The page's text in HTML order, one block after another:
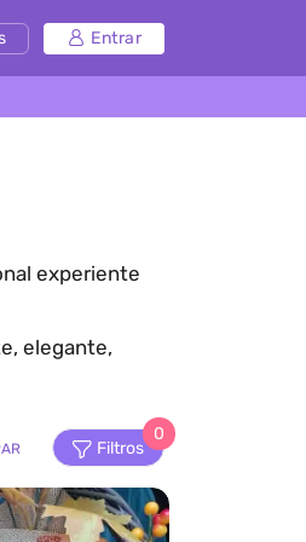
Entrar
experiente
elegante,
Filtros
0